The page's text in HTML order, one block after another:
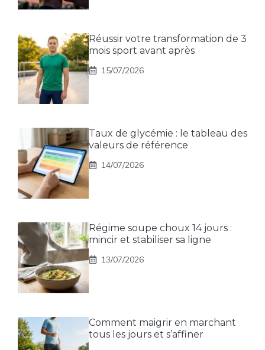
Réussir votre transformation de 3
mois sport avant après
15/07/2026
Taux de glycémie : le tableau des
valeurs de référence
14/07/2026
Régime soupe choux 14 jours :
mincir et stabiliser sa ligne
13/07/2026
Comment maigrir en marchant
tous les jours et s’affiner